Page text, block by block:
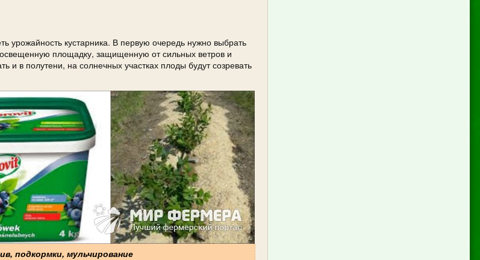
урожайность кустарника. В первую очередь нужно выбрать
площадку, защищенную от сильных ветров и
и в полутени, на солнечных участках плоды будут созревать
подкормки, мульчирование